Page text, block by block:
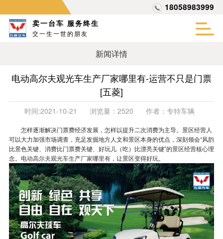
18058983999
卖一台车 服务终生
交一生一世的朋友
新闻详情
电动高尔夫观光车生产厂家哪里有-运营不只是门票
[五菱]
时间:2021-10-21 浏览量： 2520 作者： 专特车辆
怎样逐渐解决门票费经济发展，怎样以提升二次消费为主导。景区经营人
可以大力加强市场调查，充足发掘地方人文和景区本身的优点，深刻领会“风韵
比景色关键、消费比门票费关键、好玩儿（吃）比漂亮关键”的景区经营核心理
念。 电动高尔夫观光车生产厂家哪里有，让景区变得好玩。